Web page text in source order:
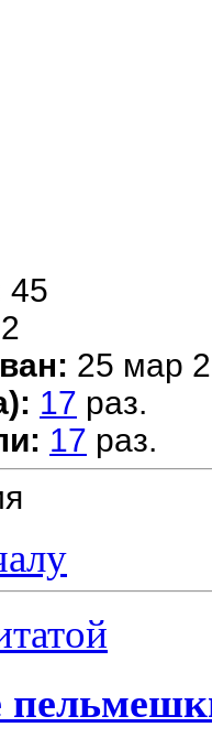
45
25 мар
17 раз.
17 раз.